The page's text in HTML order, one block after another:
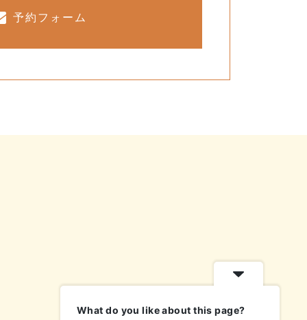
予約フォーム
What do you like about this page?